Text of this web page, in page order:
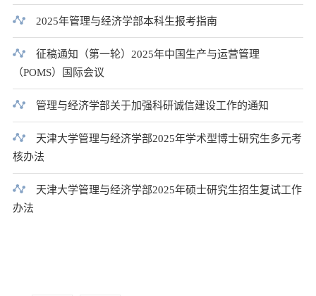
2025年管理与经济学部本科生报考指南
征稿通知（第一轮）2025年中国生产与运营管理
（POMS）国际会议
管理与经济学部关于加强科研诚信建设工作的通知
天津大学管理与经济学部2025年学术型博士研究生多元考
核办法
天津大学管理与经济学部2025年硕士研究生招生复试工作
办法